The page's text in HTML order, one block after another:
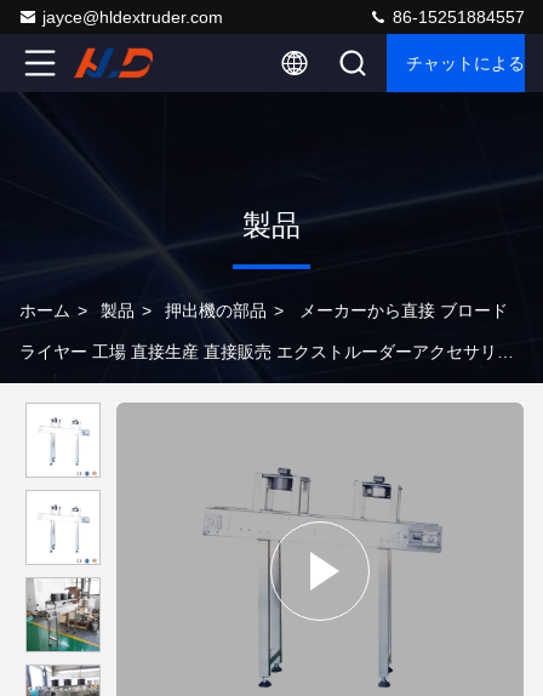
jayce@hldextruder.com 86-15251884557
チャットによる
製品
ホーム > 製品 > 押出機の部品 > メーカーから直接 ブロード
ライヤー 工場 直接生産 直接販売 エクストルーダーアクセサリー